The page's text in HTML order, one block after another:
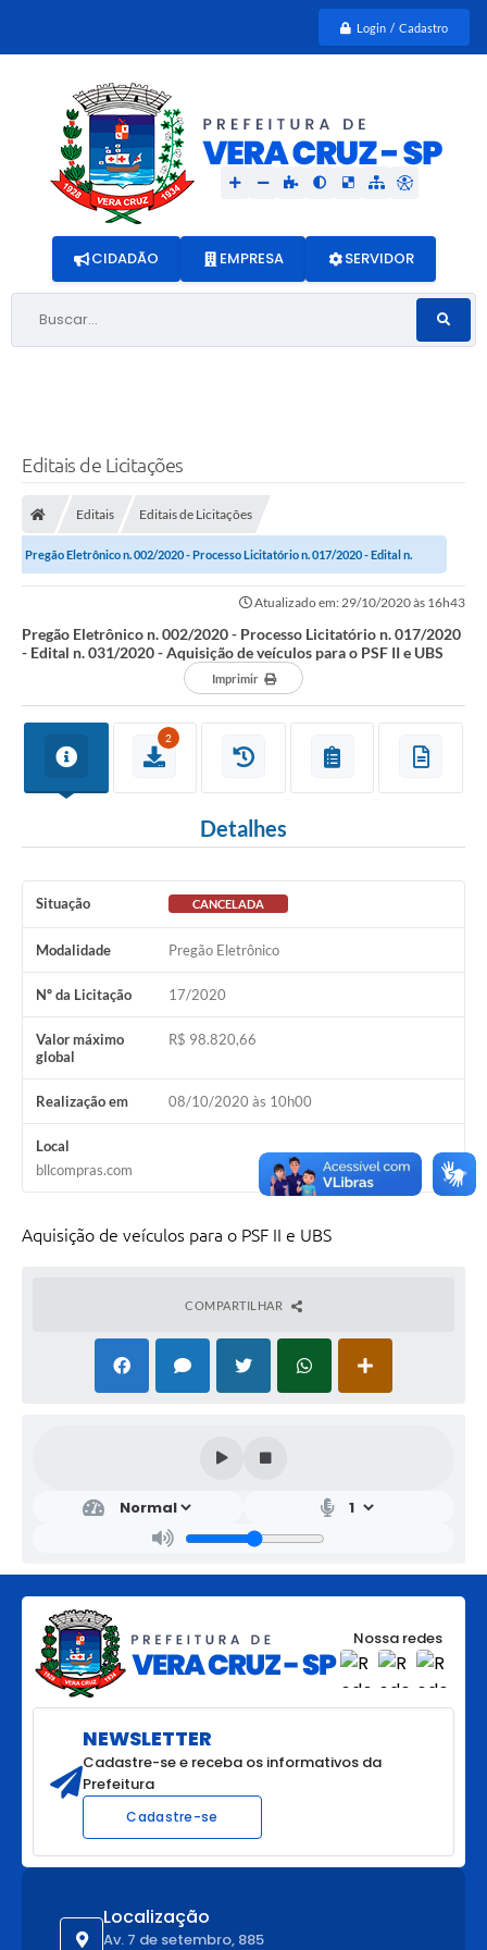
Login / Cadastro
Buscar...
CIDADÃO EMPRESA SERVIDOR
Editais de Licitações
Editais Editais de Licitações
Pregão Eletrônico n. 002/2020 - Processo Licitatório n. 017/2020 - Edital n.
Atualizado em: 29/10/2020 às 16h43
Pregão Eletrônico n. 002/2020 - Processo Licitatório n. 017/2020
- Edital n. 031/2020 - Aquisição de veículos para o PSF II e UBS
Imprimir
2
Detalhes
Situação CANCELADA
Modalidade Pregão Eletrônico
Nº da Licitação 17/2020
Valor máximo
global
R$ 98.820,66
Realização em 08/10/2020 às 10h00
Local
bllcompras.com
Aquisição de veículos para o PSF II e UBS
COMPARTILHAR
Localização
Av. 7 de setembro, 885
Nossa redes
NEWSLETTER
Cadastre-se e receba os informativos da
Prefeitura
Cadastre-se